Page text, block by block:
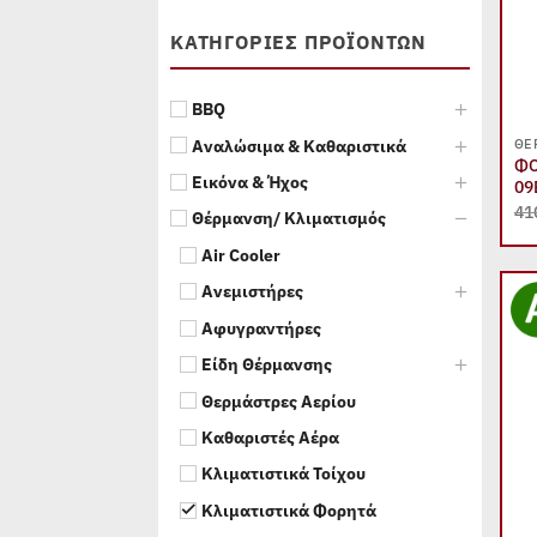
ΚΑΤΗΓΟΡΙΕΣ ΠΡΟΪΟΝΤΩΝ
BBQ
Αναλώσιμα & Καθαριστικά
Εικόνα & Ήχος
Θέρμανση/ Κλιματισμός
Air Cooler
Ανεμιστήρες
Αφυγραντήρες
Είδη Θέρμανσης
Θερμάστρες Αερίου
Καθαριστές Αέρα
Κλιματιστικά Τοίχου
Κλιματιστικά Φορητά